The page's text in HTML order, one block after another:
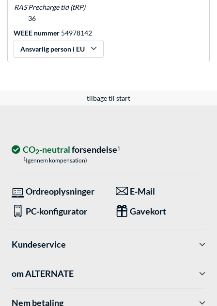
RAS Precharge tid (tRP)
36
WEEE nummer 54978142
Ansvarlig person i EU
tilbage til start
CO2-neutralforsendelse1
1(gennem kompensation)
Ordreoplysninger
E-Mail
PC-konfigurator
Gavekort
Kundeservice
om ALTERNATE
Nem betaling